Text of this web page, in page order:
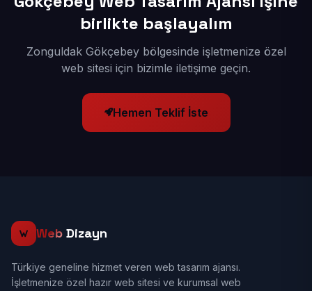
birlikte başlayalım
Zonguldak Gökçebey bölgesinde işletmenize özel
web sitesi için bizimle iletişime geçin.
Hemen Teklif İste
Web Dizayn
Türkiye geneline hizmet veren web tasarım ajansı.
İşletmenize özel hazır web sitesi ve kurumsal web